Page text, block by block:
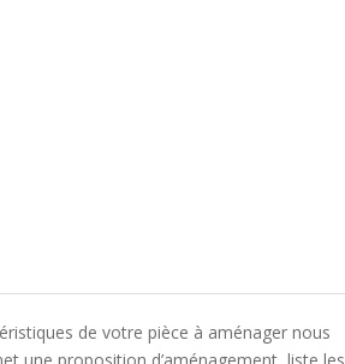
de votre pièce à aménager nous